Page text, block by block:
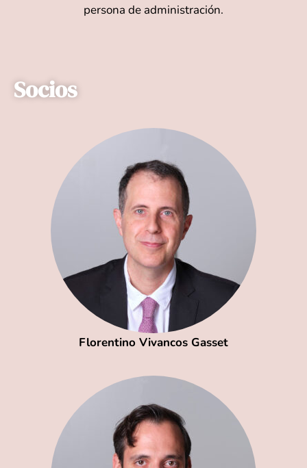
persona de administración.
Socios
Florentino Vivancos Gasset